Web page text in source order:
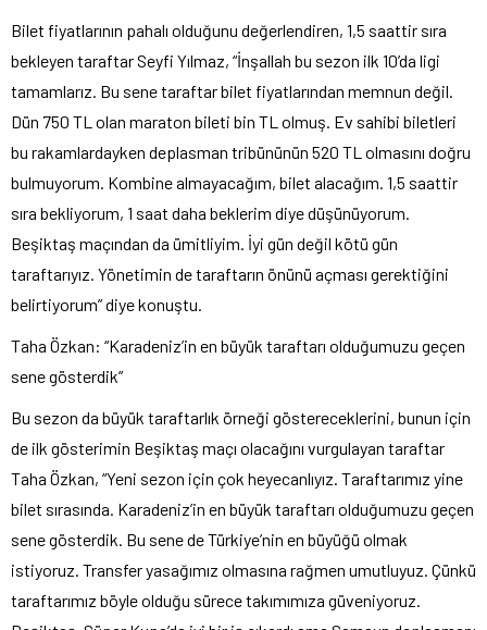
Bilet fiyatlarının pahalı olduğunu değerlendiren, 1,5 saattir sıra
bekleyen taraftar Seyfi Yılmaz, “İnşallah bu sezon ilk 10’da ligi
tamamlarız. Bu sene taraftar bilet fiyatlarından memnun değil.
Dün 750 TL olan maraton bileti bin TL olmuş. Ev sahibi biletleri
bu rakamlardayken deplasman tribününün 520 TL olmasını doğru
bulmuyorum. Kombine almayacağım, bilet alacağım. 1,5 saattir
sıra bekliyorum, 1 saat daha beklerim diye düşünüyorum.
Beşiktaş maçından da ümitliyim. İyi gün değil kötü gün
taraftarıyız. Yönetimin de taraftarın önünü açması gerektiğini
belirtiyorum” diye konuştu.
Taha Özkan: “Karadeniz’in en büyük taraftarı olduğumuzu geçen
sene gösterdik”
Bu sezon da büyük taraftarlık örneği göstereceklerini, bunun için
de ilk gösterimin Beşiktaş maçı olacağını vurgulayan taraftar
Taha Özkan, “Yeni sezon için çok heyecanlıyız. Taraftarımız yine
bilet sırasında. Karadeniz’in en büyük taraftarı olduğumuzu geçen
sene gösterdik. Bu sene de Türkiye’nin en büyüğü olmak
istiyoruz. Transfer yasağımız olmasına rağmen umutluyuz. Çünkü
taraftarımız böyle olduğu sürece takımımıza güveniyoruz.